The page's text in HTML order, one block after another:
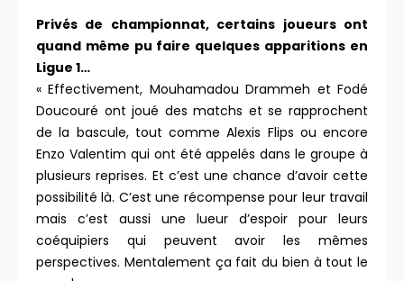
Privés de championnat, certains joueurs ont
quand même pu faire quelques apparitions en
Ligue 1…
« Effectivement, Mouhamadou Drammeh et Fodé
Doucouré ont joué des matchs et se rapprochent
de la bascule, tout comme Alexis Flips ou encore
Enzo Valentim qui ont été appelés dans le groupe à
plusieurs reprises. Et c’est une chance d’avoir cette
possibilité là. C’est une récompense pour leur travail
mais c’est aussi une lueur d’espoir pour leurs
coéquipiers qui peuvent avoir les mêmes
perspectives. Mentalement ça fait du bien à tout le